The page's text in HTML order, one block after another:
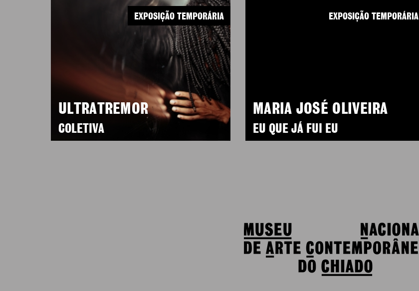
ULTRATREMOR
COLETIVA
EXPOSIÇÃO TEMPORÁRIA
MARIA JOSÉ OLIVEIRA
EU QUE JÁ FUI EU
EXPOSIÇÃO TEMPORÁRIA